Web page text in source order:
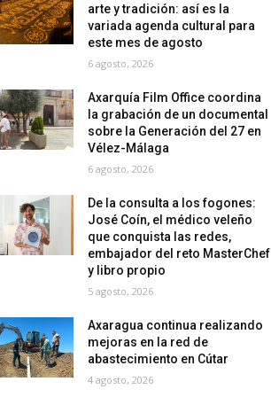
arte y tradición: así es la
variada agenda cultural para
este mes de agosto
6 agosto, 2026
Axarquía Film Office coordina
la grabación de un documental
sobre la Generación del 27 en
Vélez-Málaga
6 agosto, 2026
De la consulta a los fogones:
José Coín, el médico veleño
que conquista las redes,
embajador del reto MasterChef
y libro propio
5 agosto, 2026
Axaragua continua realizando
mejoras en la red de
abastecimiento en Cútar
4 agosto, 2026